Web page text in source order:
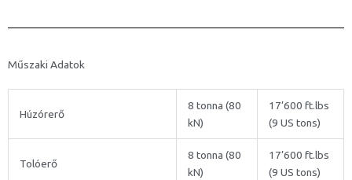
Műszaki Adatok
Húzórerő
8 tonna (80
kN)
17’600 ft.lbs
(9 US tons)
Tolóerő
8 tonna (80
kN)
17’600 ft.lbs
(9 US tons)